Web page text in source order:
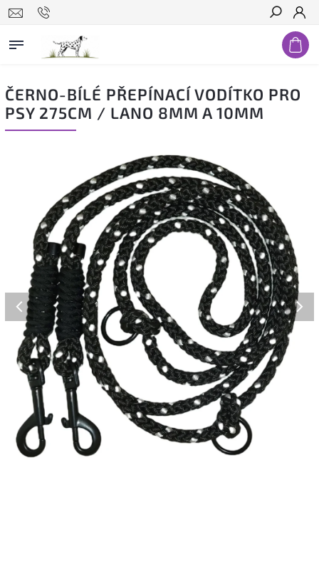
Hledat
ČERNO-BÍLÉ PŘEPÍNACÍ VODÍTKO PRO
PSY 275CM / LANO 8MM A 10MM